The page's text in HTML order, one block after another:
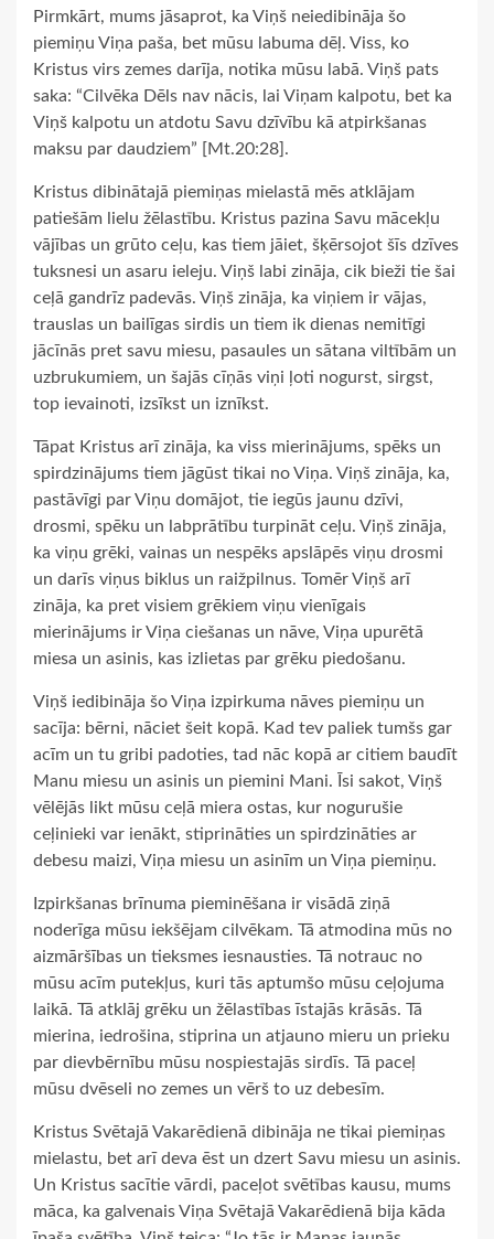
Pirmkārt, mums jāsaprot, ka Viņš neiedibināja šo
piemiņu Viņa paša, bet mūsu labuma dēļ. Viss, ko
Kristus virs zemes darīja, notika mūsu labā. Viņš pats
saka: “Cilvēka Dēls nav nācis, lai Viņam kalpotu, bet ka
Viņš kalpotu un atdotu Savu dzīvību kā atpirkšanas
maksu par daudziem” [Mt.20:28].
Kristus dibinātajā piemiņas mielastā mēs atklājam
patiešām lielu žēlastību. Kristus pazina Savu mācekļu
vājības un grūto ceļu, kas tiem jāiet, šķērsojot šīs dzīves
tuksnesi un asaru ieleju. Viņš labi zināja, cik bieži tie šai
ceļā gandrīz padevās. Viņš zināja, ka viņiem ir vājas,
trauslas un bailīgas sirdis un tiem ik dienas nemitīgi
jācīnās pret savu miesu, pasaules un sātana viltībām un
uzbrukumiem, un šajās cīņās viņi ļoti nogurst, sirgst,
top ievainoti, izsīkst un iznīkst.
Tāpat Kristus arī zināja, ka viss mierinājums, spēks un
spirdzinājums tiem jāgūst tikai no Viņa. Viņš zināja, ka,
pastāvīgi par Viņu domājot, tie iegūs jaunu dzīvi,
drosmi, spēku un labprātību turpināt ceļu. Viņš zināja,
ka viņu grēki, vainas un nespēks apslāpēs viņu drosmi
un darīs viņus biklus un raižpilnus. Tomēr Viņš arī
zināja, ka pret visiem grēkiem viņu vienīgais
mierinājums ir Viņa ciešanas un nāve, Viņa upurētā
miesa un asinis, kas izlietas par grēku piedošanu.
Viņš iedibināja šo Viņa izpirkuma nāves piemiņu un
sacīja: bērni, nāciet šeit kopā. Kad tev paliek tumšs gar
acīm un tu gribi padoties, tad nāc kopā ar citiem baudīt
Manu miesu un asinis un piemini Mani. Īsi sakot, Viņš
vēlējās likt mūsu ceļā miera ostas, kur nogurušie
ceļinieki var ienākt, stiprināties un spirdzināties ar
debesu maizi, Viņa miesu un asinīm un Viņa piemiņu.
Izpirkšanas brīnuma pieminēšana ir visādā ziņā
noderīga mūsu iekšējam cilvēkam. Tā atmodina mūs no
aizmāršības un tieksmes iesnausties. Tā notrauc no
mūsu acīm putekļus, kuri tās aptumšo mūsu ceļojuma
laikā. Tā atklāj grēku un žēlastības īstajās krāsās. Tā
mierina, iedrošina, stiprina un atjauno mieru un prieku
par dievbērnību mūsu nospiestajās sirdīs. Tā paceļ
mūsu dvēseli no zemes un vērš to uz debesīm.
Kristus Svētajā Vakarēdienā dibināja ne tikai piemiņas
mielastu, bet arī deva ēst un dzert Savu miesu un asinis.
Un Kristus sacītie vārdi, paceļot svētības kausu, mums
māca, ka galvenais Viņa Svētajā Vakarēdienā bija kāda